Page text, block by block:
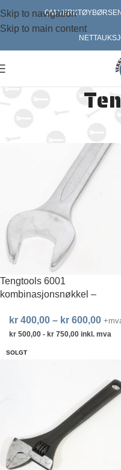
Skip to navigation
Skip to main content
OM VERKTØYBØRSEN
Tengtools 6001
kombinasjonsnøkkel –
kr400,00 – kr600,00
kr500,00- kr750,00inkl. mva
SOLGT